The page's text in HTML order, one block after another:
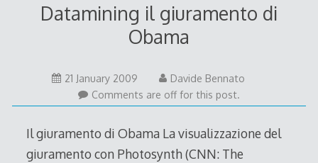
Datamining il giuramento di
Obama
21 January 200921
January
2009
Davide Bennato
Comments are off for this post.
Il giuramento di Obama La visualizzazione del
giuramento con Photosynth (CNN: The